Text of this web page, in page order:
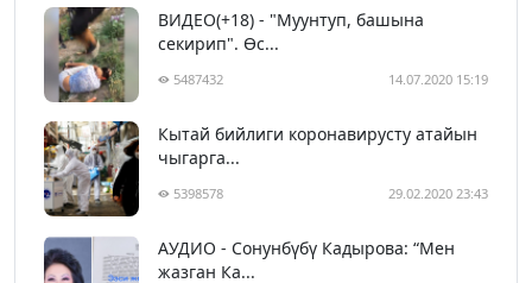
ВИДЕО(+18) - "Муунтуп, башына
секирип". Өс...
5487432 14.07.2020 15:19
Кытай бийлиги коронавирусту атайын
чыгарга...
5398578 29.02.2020 23:43
АУДИО - Сонунбүбү Кадырова: “Мен
жазган Ка...